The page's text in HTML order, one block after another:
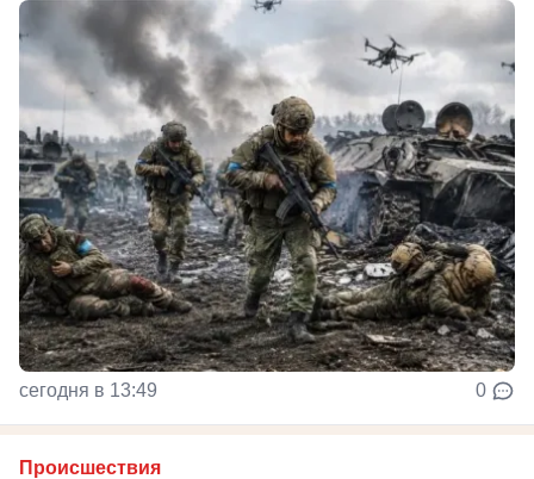
сегодня в 13:49 0
Происшествия